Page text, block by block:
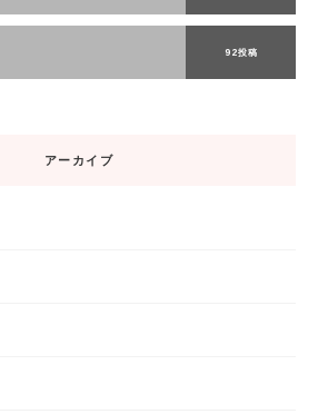
92投稿
アーカイブ